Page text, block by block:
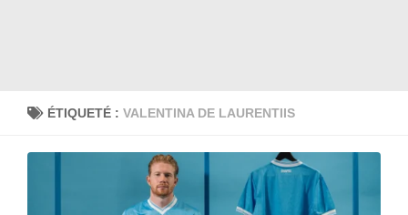
ÉTIQUETÉ : VALENTINA DE LAURENTIIS